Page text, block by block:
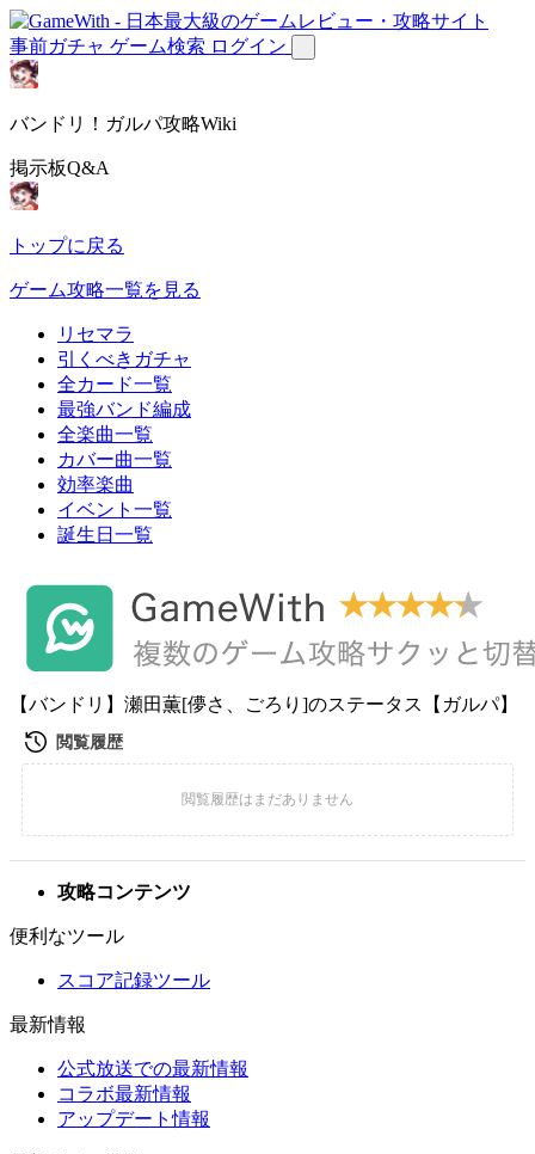
事前ガチャ ゲーム検索 ログイン
バンドリ！ガルパ攻略Wiki
掲示板Q&A
トップに戻る
ゲーム攻略一覧を見る
リセマラ
引くべきガチャ
全カード一覧
最強バンド編成
全楽曲一覧
カバー曲一覧
効率楽曲
イベント一覧
誕生日一覧
【バンドリ】瀬田薫[儚さ、ごろり]のステータス【ガルパ】
攻略コンテンツ
便利なツール
スコア記録ツール
最新情報
公式放送での最新情報
コラボ最新情報
アップデート情報